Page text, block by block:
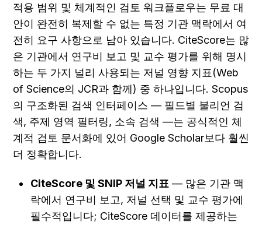
적용 범위 및 체계적인 검토 워크플로우는 무료 대
안이 완전히 복제할 수 없는 특정 기관 맥락에서 여
전히 요구 사항으로 남아 있습니다. CiteScore는 많
은 기관에서 연구비 보고 및 교수 평가를 위해 명시
하는 두 가지 널리 사용되는 저널 영향 지표(Web
of Science의 JCR과 함께) 중 하나입니다. Scopus
의 구조화된 검색 인터페이스 — 필드별 불리언 검
색, 주제 영역 필터링, 소속 검색 —는 공식적인 체
계적 검토 문서화에 있어 Google Scholar보다 훨씬
더 정확합니다.
CiteScore 및 SNIP 저널 지표 — 많은 기관 맥
락에서 연구비 보고, 저널 선택 및 교수 평가에
필수적입니다; CiteScore 데이터를 제공하는